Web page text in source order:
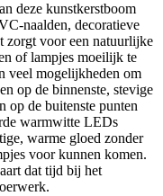
deze kunstkerstboom
naalden, decoratieve
zorgt voor een natuurlijke
of lampjes moeilijk te
veel mogelijkheden om
op de binnenste, stevige
op de buitenste punten
warmwitte LEDs
warme gloed zonder
voor kunnen komen.
dat tijd bij het